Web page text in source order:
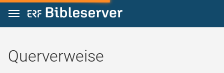
Zum Inhalt springen
Querverweise